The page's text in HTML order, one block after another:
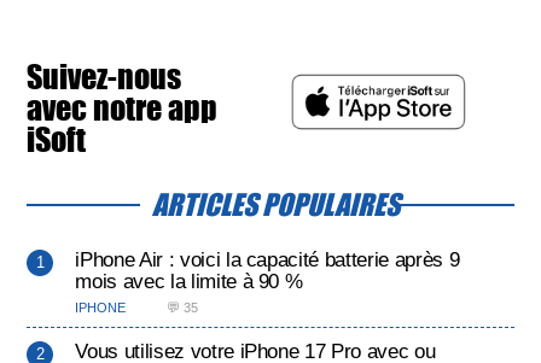
Suivez-nous
avec notre app
iSoft
ARTICLES POPULAIRES
iPhone Air : voici la capacité batterie après 9
mois avec la limite à 90 %
IPHONE 💬 35
Vous utilisez votre iPhone 17 Pro avec ou